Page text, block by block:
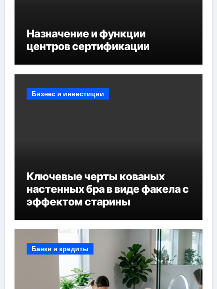
Назначение и функции
центров сертификации
Бизнес и инвестиции
Ключевые черты кованых
настенных бра в виде факела с
эффектом старины
Банки и кредиты